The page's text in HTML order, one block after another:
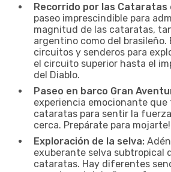
Recorrido por las Cataratas
paseo imprescindible para
magnitud de las cataratas,
argentino como del
circuitos y senderos para
el circuito superior hasta el
del Diablo.
Paseo en barco Gran
experiencia emocionante que
cataratas para sentir la
cerca. Prepárate para mojarte!
Exploración de la selva:
exuberante selva subtropical
cataratas. Hay diferentes